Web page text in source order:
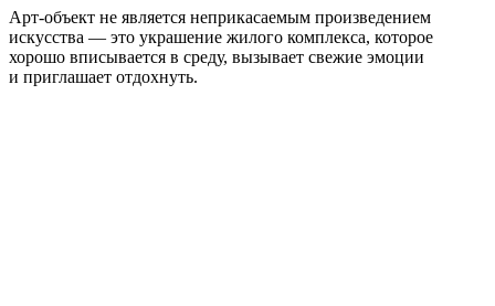
Арт-объект не является неприкасаемым произведением
искусства — это украшение жилого комплекса, которое
хорошо вписывается в среду, вызывает свежие эмоции
и приглашает отдохнуть.